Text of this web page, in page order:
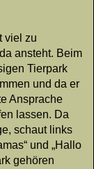
viel zu
ansteht. Beim
Tierpark
und da er
Ansprache
lassen. Da
schaut links
und „Hallo
gehören